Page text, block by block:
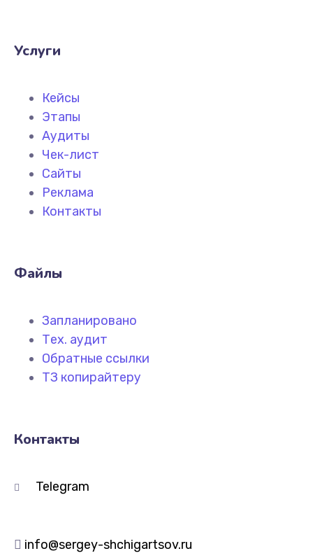
Услуги
Кейсы
Этапы
Аудиты
Чек-лист
Сайты
Реклама
Контакты
Файлы
Запланировано
Тех. аудит
Обратные ссылки
ТЗ копирайтеру
Контакты
Telegram
info@sergey-shchigartsov.ru